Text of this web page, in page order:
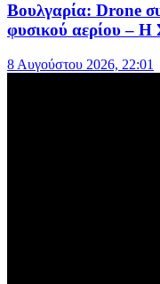
Βουλγαρία: Drone
φυσικού αερίου – Η
8 Αυγούστου 2026, 22:01